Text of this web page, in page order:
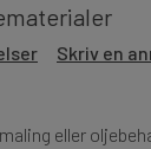
Skriv en
eller